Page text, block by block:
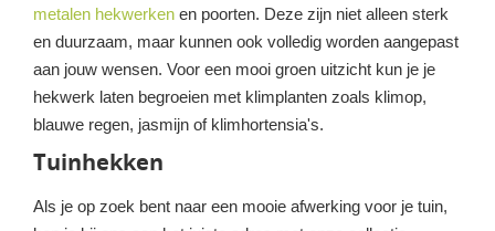
metalen hekwerken en poorten. Deze zijn niet alleen sterk
en duurzaam, maar kunnen ook volledig worden aangepast
aan jouw wensen. Voor een mooi groen uitzicht kun je je
hekwerk laten begroeien met klimplanten zoals klimop,
blauwe regen, jasmijn of klimhortensia's.
Tuinhekken
Als je op zoek bent naar een mooie afwerking voor je tuin,